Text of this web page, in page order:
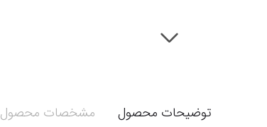
توضیحات محصول مشخصات محصول